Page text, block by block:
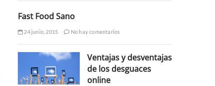
Fast Food Sano
24 junio, 2015 No hay comentarios
Ventajas y desventajas
de los desguaces
online